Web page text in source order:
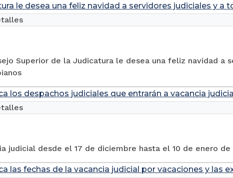
le desea una feliz navidad a servidores judiciales y a
Superior de la Judicatura le desea una feliz navidad a
los despachos judiciales que entrarán a vacancia
judicial desde el 17 de diciembre hasta el 10 de enero de
las fechas de la vacancia judicial por vacaciones y las